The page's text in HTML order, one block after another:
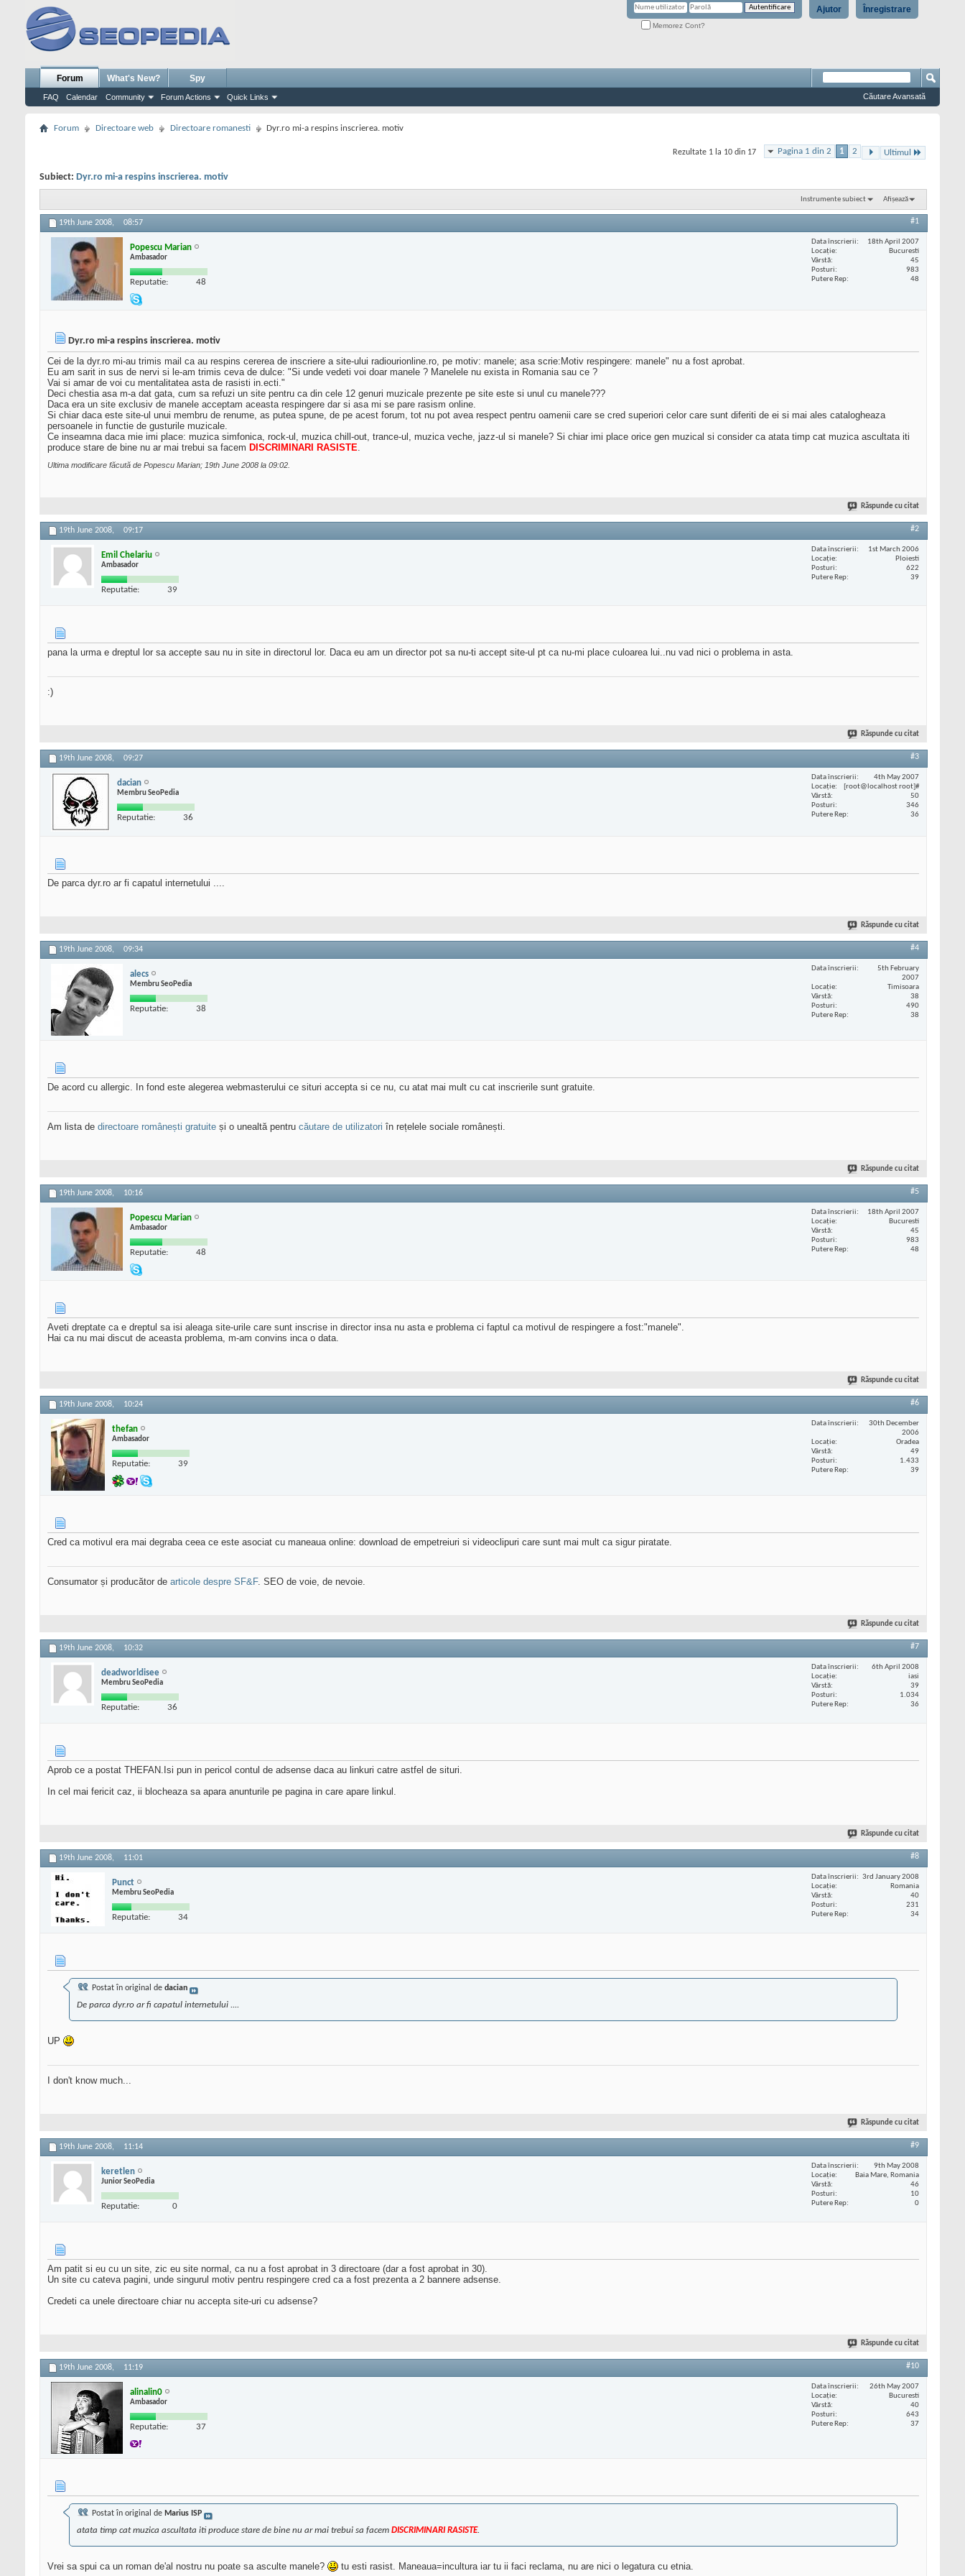
Înregistrare
Ajutor
Memorez Cont?
Forum
FAQ Calendar Community Forum Actions Quick Links
What's New? Spy
Căutare Avansată
Forum Directoare web Directoare romanesti Dyr.ro mi-a respins inscrierea. motiv
Pagina 1 din 2 1 2 Ultimul
Rezultate 1 la 10 din 17
Subiect: Dyr.ro mi-a respins inscrierea. motiv
Instrumente subiect Afișează
19th June 2008, 08:57 #1
Popescu Marian
Ambasador
Reputatie: 48
Data înscrierii
18th April 2007
Locaţie
Bucuresti
Vârstă
45
Posturi
983
Putere Rep
48
Dyr.ro mi-a respins inscrierea. motiv
Cei de la dyr.ro mi-au trimis mail ca au respins cererea de inscriere a site-ului radiourionline.ro, pe motiv: manele; asa scrie:Motiv respingere: manele" nu a fost aprobat.
Eu am sarit in sus de nervi si le-am trimis ceva de dulce: "Si unde vedeti voi doar manele ? Manelele nu exista in Romania sau ce ?
Vai si amar de voi cu mentalitatea asta de rasisti in.ecti."
Deci chestia asa m-a dat gata, cum sa refuzi un site pentru ca din cele 12 genuri muzicale prezente pe site este si unul cu manele???
Daca era un site exclusiv de manele acceptam aceasta respingere dar si asa mi se pare rasism online.
Si chiar daca este site-ul unui membru de renume, as putea spune, de pe acest forum, tot nu pot avea respect pentru oamenii care se cred superiori celor care sunt diferiti de ei si mai ales catalogheaza
persoanele in functie de gusturile muzicale.
Ce inseamna daca mie imi place: muzica simfonica, rock-ul, muzica chill-out, trance-ul, muzica veche, jazz-ul si manele? Si chiar imi place orice gen muzical si consider ca atata timp cat muzica ascultata iti
produce stare de bine nu ar mai trebui sa facem DISCRIMINARI RASISTE.
Ultima modificare făcută de Popescu Marian; 19th June 2008 la 09:02
Răspunde cu citat
19th June 2008, 09:17 #2
Emil Chelariu
Ambasador
Reputatie: 39
Data înscrierii
1st March 2006
Locaţie
Ploiesti
Posturi
622
Putere Rep
39
pana la urma e dreptul lor sa accepte sau nu in site in directorul lor. Daca eu am un director pot sa nu-ti accept site-ul pt ca nu-mi place culoarea lui..nu vad nici o problema in asta.
:)
Răspunde cu citat
19th June 2008, 09:27 #3
dacian
Membru SeoPedia
Reputatie: 36
Data înscrierii
4th May 2007
Locaţie
[root@localhost root]#
Vârstă
50
Posturi
346
Putere Rep
36
De parca dyr.ro ar fi capatul internetului ....
Răspunde cu citat
19th June 2008, 09:34 #4
alecs
Membru SeoPedia
Reputatie: 38
Data înscrierii
5th February
2007
Locaţie
Timisoara
Vârstă
38
Posturi
490
Putere Rep
38
De acord cu allergic. In fond este alegerea webmasterului ce situri accepta si ce nu, cu atat mai mult cu cat inscrierile sunt gratuite.
Am lista de directoare românești gratuite și o unealtă pentru căutare de utilizatori în rețelele sociale românești.
Răspunde cu citat
19th June 2008, 10:16 #5
Popescu Marian
Ambasador
Reputatie: 48
Data înscrierii
18th April 2007
Locaţie
Bucuresti
Vârstă
45
Posturi
983
Putere Rep
48
Aveti dreptate ca e dreptul sa isi aleaga site-urile care sunt inscrise in director insa nu asta e problema ci faptul ca motivul de respingere a fost:"manele".
Hai ca nu mai discut de aceasta problema, m-am convins inca o data.
Răspunde cu citat
19th June 2008, 10:24 #6
thefan
Ambasador
Reputatie: 39
Data înscrierii
30th December
2006
Locaţie
Oradea
Vârstă
49
Posturi
1.433
Putere Rep
39
Cred ca motivul era mai degraba ceea ce este asociat cu maneaua online: download de empetreiuri si videoclipuri care sunt mai mult ca sigur piratate.
Consumator și producător de articole despre SF&F. SEO de voie, de nevoie.
Răspunde cu citat
19th June 2008, 10:32 #7
deadworldisee
Membru SeoPedia
Reputatie: 36
Data înscrierii
6th April 2008
Locaţie
iasi
Vârstă
39
Posturi
1.034
Putere Rep
36
Aprob ce a postat THEFAN.Isi pun in pericol contul de adsense daca au linkuri catre astfel de situri.
In cel mai fericit caz, ii blocheaza sa apara anunturile pe pagina in care apare linkul.
Răspunde cu citat
19th June 2008, 11:01 #8
Punct
Membru SeoPedia
Reputatie: 34
Data înscrierii
3rd January 2008
Locaţie
Romania
Vârstă
40
Posturi
231
Putere Rep
34
Postat în original de dacian
De parca dyr.ro ar fi capatul internetului ....
UP
I don't know much...
Răspunde cu citat
19th June 2008, 11:14 #9
keretlen
Junior SeoPedia
Reputatie: 0
Data înscrierii
9th May 2008
Locaţie
Baia Mare, Romania
Vârstă
46
Posturi
10
Putere Rep
0
Am patit si eu cu un site, zic eu site normal, ca nu a fost aprobat in 3 directoare (dar a fost aprobat in 30).
Un site cu cateva pagini, unde singurul motiv pentru respingere cred ca a fost prezenta a 2 bannere adsense.
Credeti ca unele directoare chiar nu accepta site-uri cu adsense?
Răspunde cu citat
19th June 2008, 11:19 #10
alinalin0
Ambasador
Reputatie: 37
Data înscrierii
26th May 2007
Locaţie
Bucuresti
Vârstă
40
Posturi
643
Putere Rep
37
Postat în original de Marius ISP
atata timp cat muzica ascultata iti produce stare de bine nu ar mai trebui sa facem DISCRIMINARI RASISTE.
Vrei sa spui ca un roman de'al nostru nu poate sa asculte manele? tu esti rasist. Maneaua=incultura iar tu ii faci reclama, nu are nici o legatura cu etnia.